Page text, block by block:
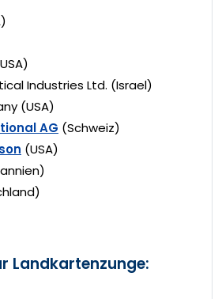
Industries Ltd. (Israel)
(USA)
AG (Schweiz)
(USA)
Landkartenzunge: